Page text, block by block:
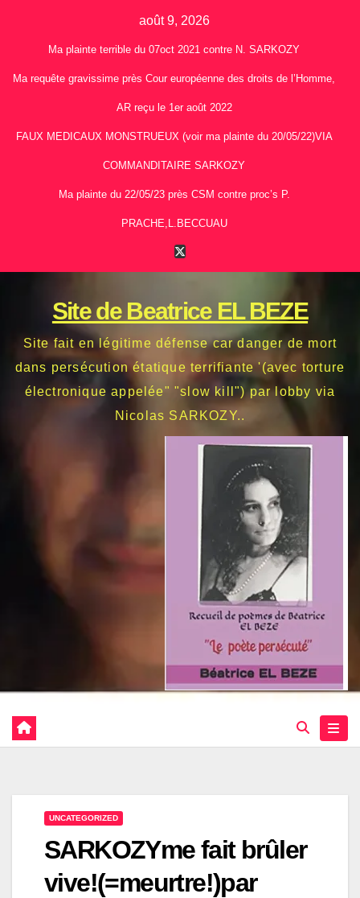
août 9, 2026
Ma plainte terrible du 07oct 2021 contre N. SARKOZY
Ma requête gravissime près Cour européenne des droits de l’Homme,
AR reçu le 1er août 2022
FAUX MEDICAUX MONSTRUEUX (voir ma plainte du 20/05/22)VIA
COMMANDITAIRE SARKOZY
Ma plainte du 22/05/23 près CSM contre proc’s P.
PRACHE,L.BECCUAU
Site de Beatrice EL BEZE
Site fait en légitime défense car danger de mort
dans persécution étatique terrifiante '(avec torture
électronique appelée" "slow kill") par lobby via
Nicolas SARKOZY..
UNCATEGORIZED
SARKOZYme fait brûler
vive!(=meurtre!)par